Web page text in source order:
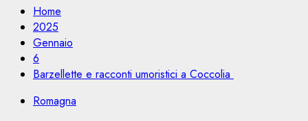
Home
2025
Gennaio
6
Barzellette e racconti umoristici a Coccolia
Romagna